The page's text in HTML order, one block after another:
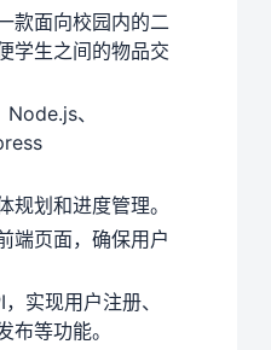
款面向校园内的二
学生之间的物品交
、
规划和进度管理。
端页面，确保用户
实现用户注册、
布等功能。